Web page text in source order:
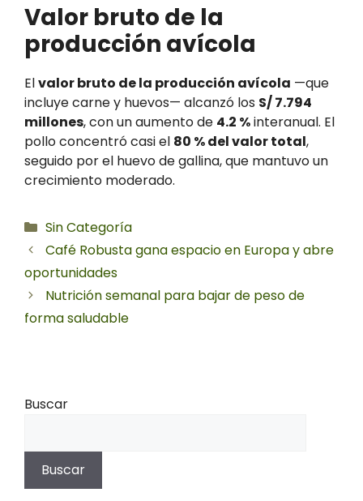
Valor bruto de la
producción avícola
Elvalor bruto de la producción avícola —que
incluye carne y huevos— alcanzó los S/ 7.794
millones, con un aumento de 4.2 %interanual. El
pollo concentró casi el 80 % del valor total,
seguido por el huevo de gallina, que mantuvo un
crecimiento moderado.
Categorías
Sin Categoría
Café Robusta gana espacio en Europa y abre
oportunidades
Nutrición semanal para bajar de peso de
forma saludable
Buscar
Buscar